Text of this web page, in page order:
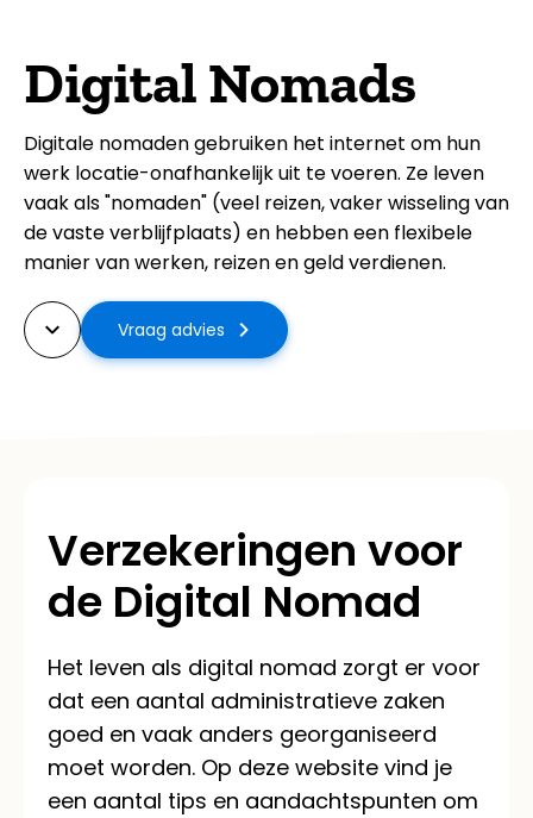
Digital Nomads
Digitale nomaden gebruiken het internet om hun
werk locatie-onafhankelijk uit te voeren. Ze leven
vaak als "nomaden" (veel reizen, vaker wisseling van
de vaste verblijfplaats) en hebben een flexibele
manier van werken, reizen en geld verdienen.
Vraag advies
Verzekeringen voor
de Digital Nomad
Het leven als digital nomad zorgt er voor
dat een aantal administratieve zaken
goed en vaak anders georganiseerd
moet worden. Op deze website vind je
een aantal tips en aandachtspunten om